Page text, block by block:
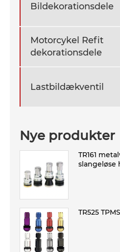
Bildekorationsdele
Motorcykel Refit
dekorationsdele
Lastbildækventil
Nye produkter
TR161
slangeløse
TR525